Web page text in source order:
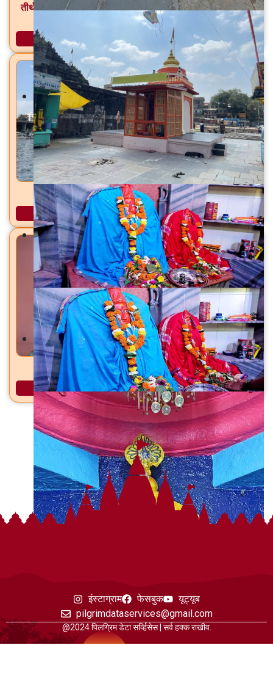
तीर्थ ब्रह्मगिरी जटा मंदिर / मुळगंगा मंदिर त्र्यंबकेश्वर, ता. त्र्यंबकेश्वर,
जि. नाशिक
अधिक माहिती
पवित्र गोदावरी त्र्यंबकेश्वर / नाशिक, जि. नाशिक
अधिक माहिती
स्वातंत्र्यलक्ष्मी अष्टभुजा माता भगूर, ता. जि. नाशिक
अधिक माहिती
इंस्टाग्राम फेसबुक
यूट्यूब
pilgrimdataservices@gmail.com
@2024 पिलग्रिम डेटा सर्व्हिसेस | सर्व हक्क राखीव.